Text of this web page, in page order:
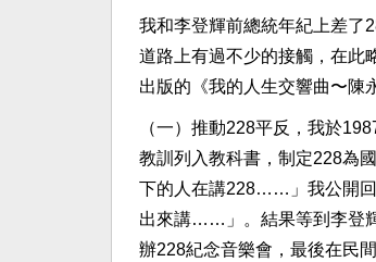
我和李登輝前總統年紀上差了
道路上有過不少的接觸，在此
出版的《我的人生交響曲〜陳
（一）推動228平反，我於
教訓列入教科書，制定228為
下的人在講228……」我公開回
出來講……」。結果等到李登
辦228紀念音樂會，最後在民